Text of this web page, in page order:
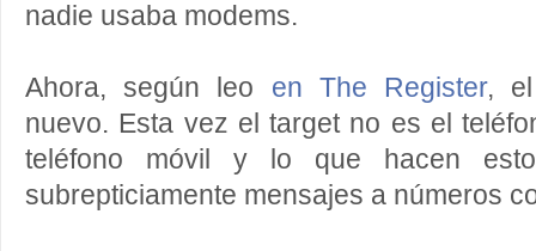
nadie usaba modems.
Ahora, según leo en The Register, el
nuevo. Esta vez el target no es el
teléfono móvil y lo que hacen
subrepticiamente mensajes a números